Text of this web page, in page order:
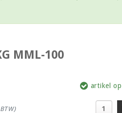
MML-100
artikel